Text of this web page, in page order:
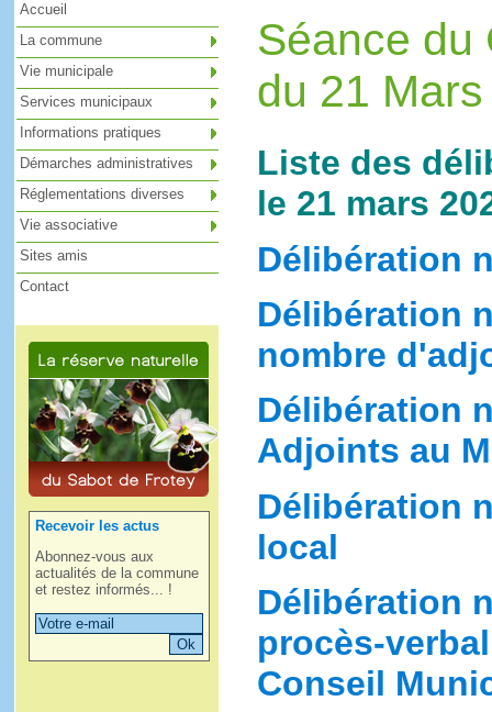
Recevoir les actus
Abonnez-vous aux
actualités de la commune
et restez informés... !
Séance du
du 21
Liste des
le 21 mars
Délibération
Délibération
nombre
Délibération
Adjoints au
Délibération
local
Délibération
procès-
Conseil
Accueil
La commune
Vie municipale
Services municipaux
Informations pratiques
Démarches administratives
Réglementations diverses
Vie associative
Sites amis
Contact